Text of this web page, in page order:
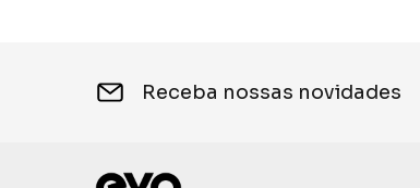
Receba nossas novidades